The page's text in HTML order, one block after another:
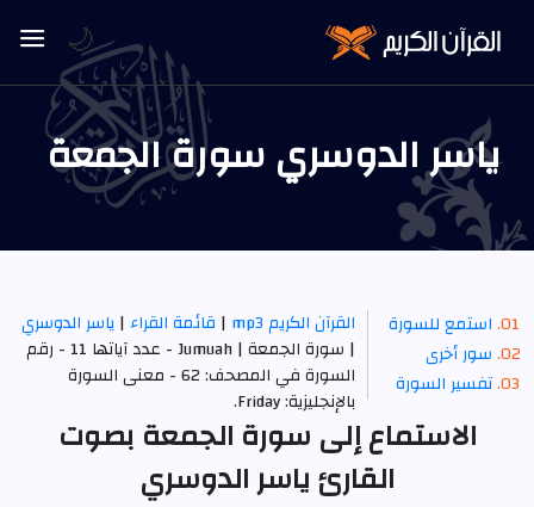
ياسر الدوسري سورة الجمعة
استمع للسورة
سور أخرى
تفسير السورة
القرآن الكريم mp3 | قائمة القراء|ياسر الدوسري
| سورة الجمعة | Jumuah - عدد آياتها 11 - رقم
السورة في المصحف: 62 - معنى السورة
بالإنجليزية: Friday.
الاستماع إلى سورة الجمعة بصوت
القارئ ياسر الدوسري
🌙